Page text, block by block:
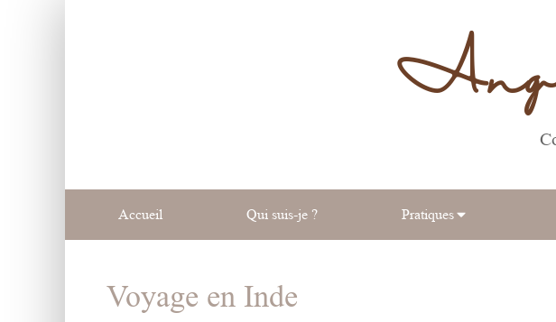
Accueil Qui suis-je ? Pratiques
Voyage en Inde